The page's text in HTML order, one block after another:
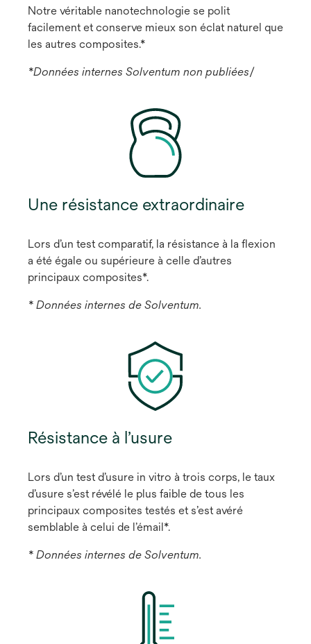
Notre véritable nanotechnologie se polit
facilement et conserve mieux son éclat naturel que
les autres composites.*
*Données internes Solventum non publiées/
Une résistance extraordinaire
Lors d’un test comparatif, la résistance à la flexion
a été égale ou supérieure à celle d’autres
principaux composites*.
* Données internes de Solventum.
Résistance à l’usure
Lors d’un test d’usure in vitro à trois corps, le taux
d’usure s’est révélé le plus faible de tous les
principaux composites testés et s’est avéré
semblable à celui de l’émail*.
* Données internes de Solventum.